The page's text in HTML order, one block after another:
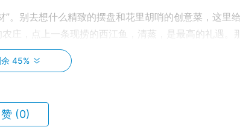
。别去想什么精致的摆盘和花里胡哨的创意菜，这里
庄，点上一条现捞的西江鱼，清蒸，是最高的礼遇。
道”。还有那些自家种的青菜，简单一炒，清脆爽口，
白灼的，蘸点酱油，简直鲜到眉毛掉下来。吹着江风，
45%
(0)